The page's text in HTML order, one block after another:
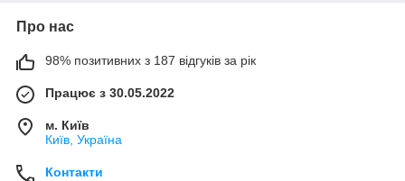
Про нас
98% позитивних з 187 відгуків за рік
Працює з 30.05.2022
м. Київ
Київ, Україна
Контакти